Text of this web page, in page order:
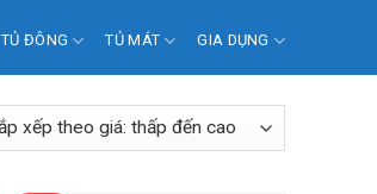
TỦ ĐÔNG TỦ MÁT GIA DỤNG